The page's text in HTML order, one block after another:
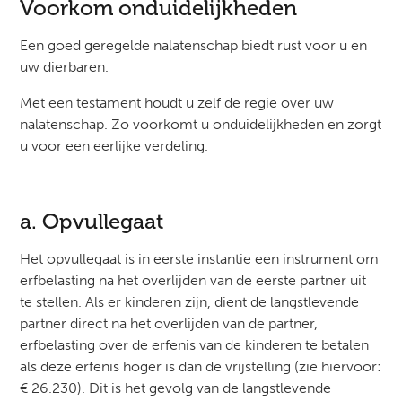
Voorkom onduidelijkheden
Een goed geregelde nalatenschap biedt rust voor u en
uw dierbaren.
Met een testament houdt u zelf de regie over uw
nalatenschap. Zo voorkomt u onduidelijkheden en zorgt
u voor een eerlijke verdeling.
a. Opvullegaat
Het opvullegaat is in eerste instantie een instrument om
erfbelasting na het overlijden van de eerste partner uit
te stellen. Als er kinderen zijn, dient de langstlevende
partner direct na het overlijden van de partner,
erfbelasting over de erfenis van de kinderen te betalen
als deze erfenis hoger is dan de vrijstelling (zie hiervoor:
€ 26.230). Dit is het gevolg van de langstlevende